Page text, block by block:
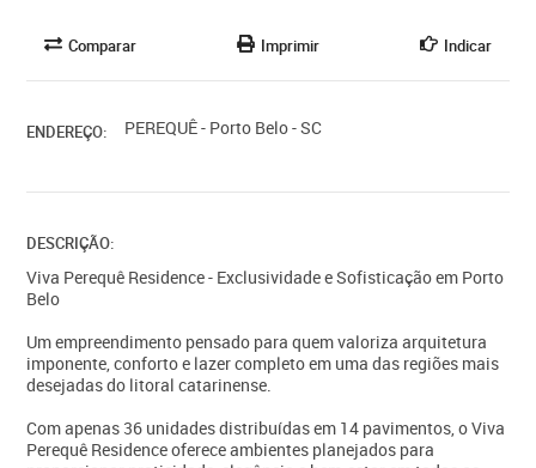
Comparar Imprimir Indicar
ENDEREÇO: PEREQUÊ - Porto Belo - SC
DESCRIÇÃO:
Viva Perequê Residence - Exclusividade e Sofisticação em Porto
Belo
Um empreendimento pensado para quem valoriza arquitetura
imponente, conforto e lazer completo em uma das regiões mais
desejadas do litoral catarinense.
Com apenas 36 unidades distribuídas em 14 pavimentos, o Viva
Perequê Residence oferece ambientes planejados para